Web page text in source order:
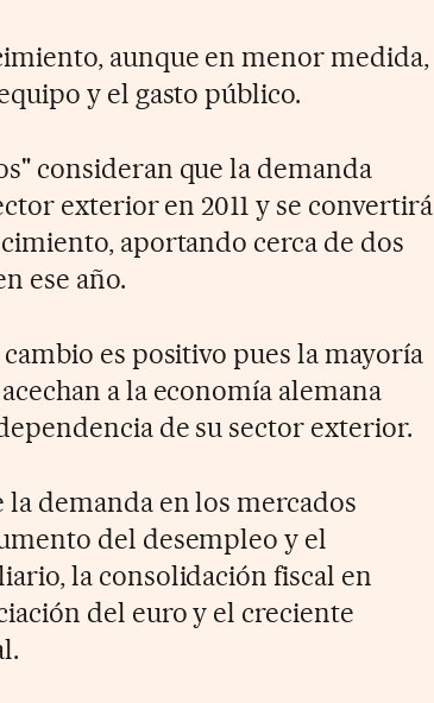
aunque en menor medida,
y el gasto público.
consideran que la demanda
exterior en 2011 y se convertirá
aportando cerca de dos
ese año.
es positivo pues la mayoría
a la economía alemana
de su sector exterior.
la demanda en los mercados
del desempleo y el
la consolidación fiscal en
del euro y el creciente